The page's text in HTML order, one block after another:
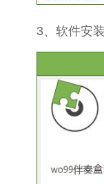
3、软件安